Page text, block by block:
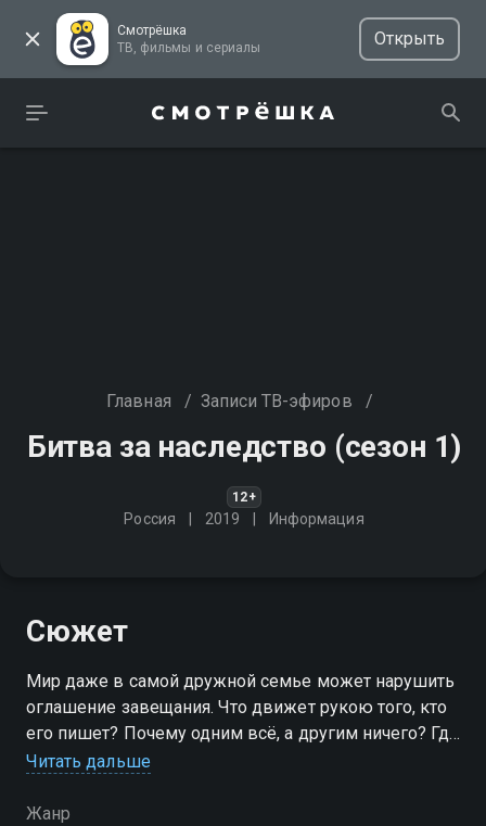
Смотрёшка
ТВ, фильмы и сериалы
Открыть
Главная / Записи ТВ-эфиров /
Битва за наследство (сезон 1)
12+
Россия 2019 Информация
Сюжет
Мир даже в самой дружной семье может нарушить
оглашение завещания. Что движет рукою того, кто
его пишет? Почему одним всё, а другим ничего? Где
справедливость?
Посмотреть онлайн 1 сезон сериала Битва за
Читать дальше
Жанр